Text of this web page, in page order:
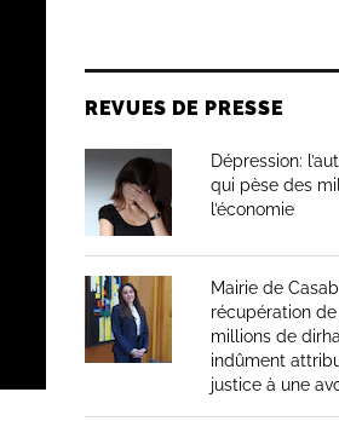
REVUES DE PRESSE
Dépression:
qui pèse des
l’économie
Mairie de
récupération
millions de
indûment
justice à une